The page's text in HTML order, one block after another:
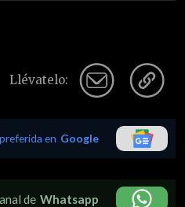
Llévatelo:
en Google
de Whatsapp